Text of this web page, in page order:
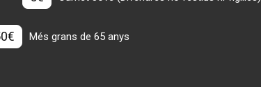
Més grans de 65 anys